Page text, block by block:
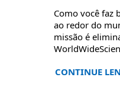
Como você faz
ao redor do
missão é
CONTINUE